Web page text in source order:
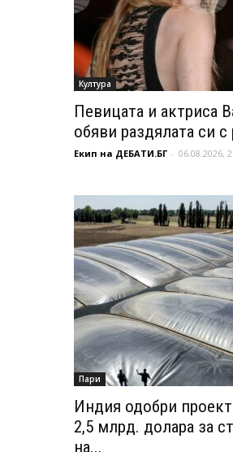
Култура
Певицата и актриса
обяви раздялата си
Екип на ДЕБАТИ.БГ - 06.08.2026,
Пари
Индия одобри
2,5 млрд. долара за
на...